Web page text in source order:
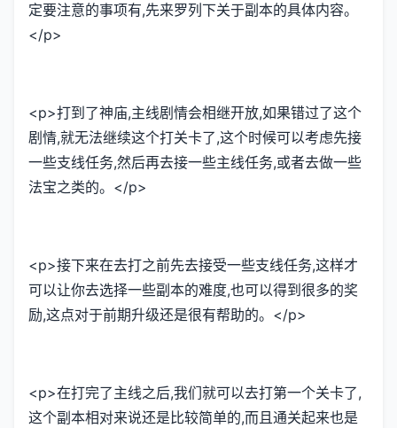
定要注意的事项有,先来罗列下关于副本的具体内容。
</p>
<p>打到了神庙,主线剧情会相继开放,如果错过了这个
剧情,就无法继续这个打关卡了,这个时候可以考虑先接
一些支线任务,然后再去接一些主线任务,或者去做一些
法宝之类的。</p>
<p>接下来在去打之前先去接受一些支线任务,这样才
可以让你去选择一些副本的难度,也可以得到很多的奖
励,这点对于前期升级还是很有帮助的。</p>
<p>在打完了主线之后,我们就可以去打第一个关卡了,
这个副本相对来说还是比较简单的,而且通关起来也是